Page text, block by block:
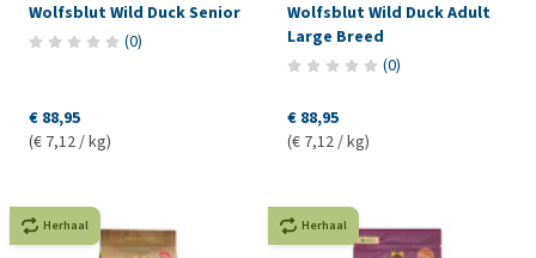
Wolfsblut Wild Duck Senior
(0)
€ 88,95
(€ 7,12 / kg)
Wolfsblut Wild Duck Adult
Large Breed
(0)
€ 88,95
(€ 7,12 / kg)
Herhaal Herhaal